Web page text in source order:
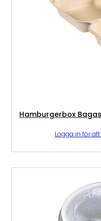
Hamburgerbox
Logga in för